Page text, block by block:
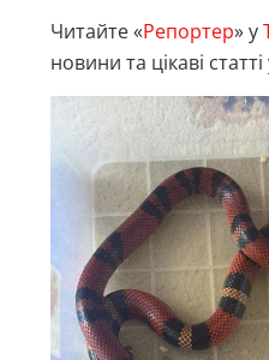
Читайте «Репортер» у
новини та цікаві